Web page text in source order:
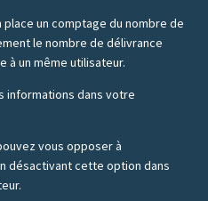
un comptage du nombre de
le nombre de délivrance
à un même utilisateur.
informations dans votre
vous opposer à
désactivant cette option dans